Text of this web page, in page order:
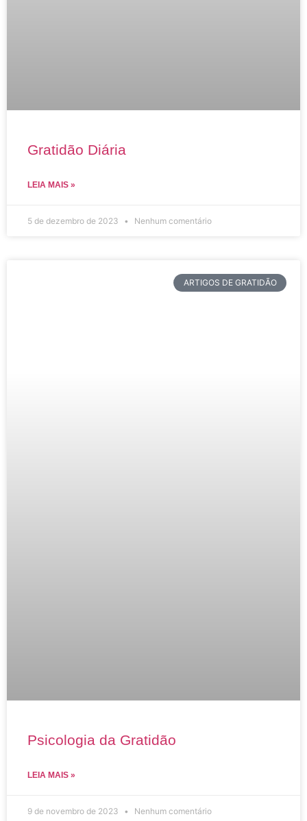
Gratidão Diária
LEIA MAIS »
5 de dezembro de 2023 Nenhum comentário
ARTIGOS DE GRATIDÃO
Psicologia da Gratidão
LEIA MAIS »
9 de novembro de 2023 Nenhum comentário